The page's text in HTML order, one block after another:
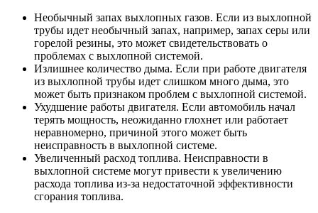
Необычный запах выхлопных газов. Если из выхлопной
трубы идет необычный запах, например, запах серы или
горелой резины, это может свидетельствовать о
проблемах с выхлопной системой.
Излишнее количество дыма. Если при работе двигателя
из выхлопной трубы идет слишком много дыма, это
может быть признаком проблем с выхлопной системой.
Ухудшение работы двигателя. Если автомобиль начал
терять мощность, неожиданно глохнет или работает
неравномерно, причиной этого может быть
неисправность в выхлопной системе.
Увеличенный расход топлива. Неисправности в
выхлопной системе могут привести к увеличению
расхода топлива из-за недостаточной эффективности
сгорания топлива.